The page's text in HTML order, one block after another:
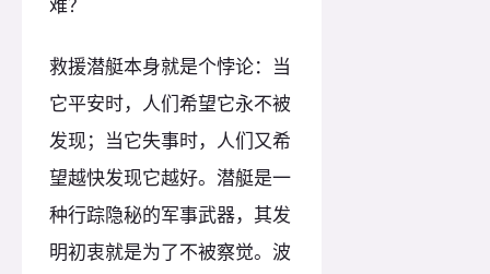
救援潜艇本身就是个悖论：当
它平安时，人们希望它永不被
发现；当它失事时，人们又希
望越快发现它越好。潜艇是一
种行踪隐秘的军事武器，其发
明初衷就是为了不被察觉。波